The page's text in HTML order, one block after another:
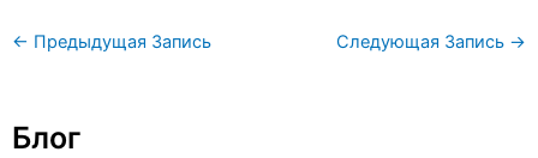
← Предыдущая Запись Следующая Запись →
Блог